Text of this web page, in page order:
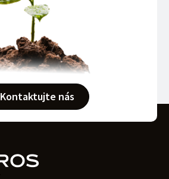
Kontaktujte nás